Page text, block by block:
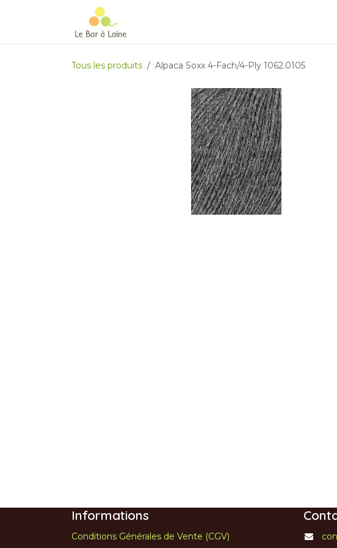
Se rendre au contenu
Tous les produits Alpaca Soxx 4-Fach/4-Ply 1062.0105
Informations
Conditions Générales de Vente (CGV)